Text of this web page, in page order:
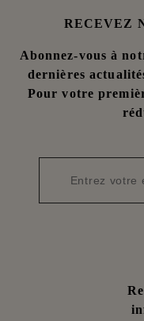
RECEVEZ
Abonnez-vous à
dernières
Pour votre